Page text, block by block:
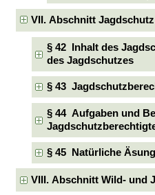
VII. Abschnitt Jagdschutz
§ 42 Inhalt des
des Jagdschutzes
§ 43
§ 44 Aufgaben und
§ 45 Natürliche
VIII. Abschnitt Wild- und